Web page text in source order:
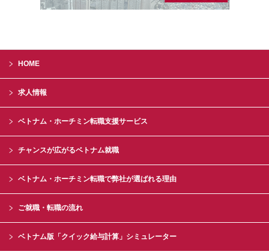
HOME
求人情報
ベトナム・ホーチミン転職支援サービス
チャンスが広がるベトナム就職
ベトナム・ホーチミン転職で弊社が選ばれる理由
ご就職・転職の流れ
ベトナム版「クイック給与計算」シミュレーター